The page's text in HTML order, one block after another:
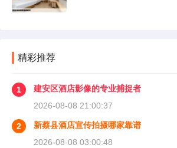
精彩推荐
1
建安区酒店影像的专业捕捉者
2026-08-08 21:00:37
2
新蔡县酒店宣传拍摄哪家靠谱
2026-08-08 03:00:48